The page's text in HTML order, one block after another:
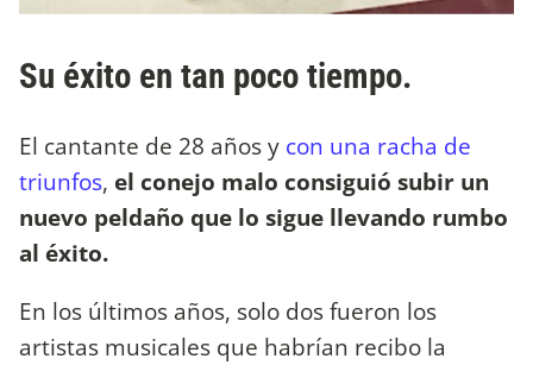
Su éxito en tan poco tiempo.
El cantante de 28 años y con una racha de
triunfos, el conejo malo consiguió subir un
nuevo peldaño que lo sigue llevando rumbo
al éxito.
En los últimos años, solo dos fueron los
artistas musicales que habrían recibo la